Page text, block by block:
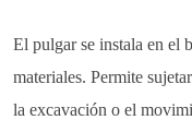
El pulgar se instala en el
materiales. Permite
la excavación o el